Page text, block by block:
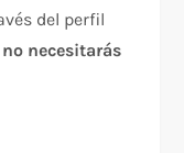
del perfil
necesitarás